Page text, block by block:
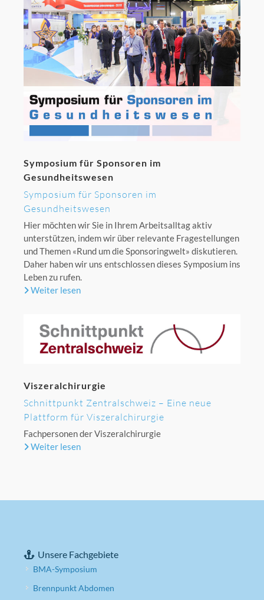
Symposium für Sponsoren im
Gesundheitswesen
Symposium für Sponsoren im
Gesundheitswesen
Hier möchten wir Sie in Ihrem Arbeitsalltag aktiv
unterstützen, indem wir über relevante Fragestellungen
und Themen «Rund um die Sponsoringwelt» diskutieren.
Daher haben wir uns entschlossen dieses Symposium ins
Leben zu rufen.
Weiter lesen
Viszeralchirurgie
Schnittpunkt Zentralschweiz – Eine neue
Plattform für Viszeralchirurgie
Fachpersonen der Viszeralchirurgie
Weiter lesen
Unsere Fachgebiete
BMA-Symposium
Brennpunkt Abdomen